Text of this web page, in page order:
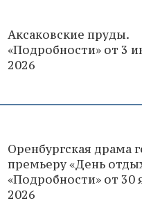
Аксаковские пруды.
«Подробности» от 3
2026
Оренбургская драма
премьеру «День
«Подробности» от 30
2026